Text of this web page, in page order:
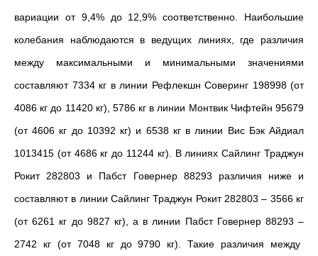
вариации от 9,4% до 12,9% соответственно. Наибольшие
колебания наблюдаются в ведущих линиях, где различия
между максимальными и минимальными значениями
составляют 7334 кг в линии Рефлекшн Соверинг 198998 (от
4086 кг до 11420 кг), 5786 кг в линии Монтвик Чифтейн 95679
(от 4606 кг до 10392 кг) и 6538 кг в линии Вис Бэк Айдиал
1013415 (от 4686 кг до 11244 кг). В линиях Сайлинг Траджун
Рокит 282803 и
Пабст Говернер 88293
различия ниже и
составляют в линии Сайлинг Траджун Рокит 282803– 3566 кг
(от 6261 кг до 9827 кг), а в линии Пабст Говернер 88293 –
2742 кг (от 7048 кг до 9790 кг). Такие различия между